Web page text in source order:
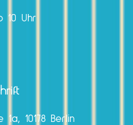
10 Uhr
1a, 10178 Berlin